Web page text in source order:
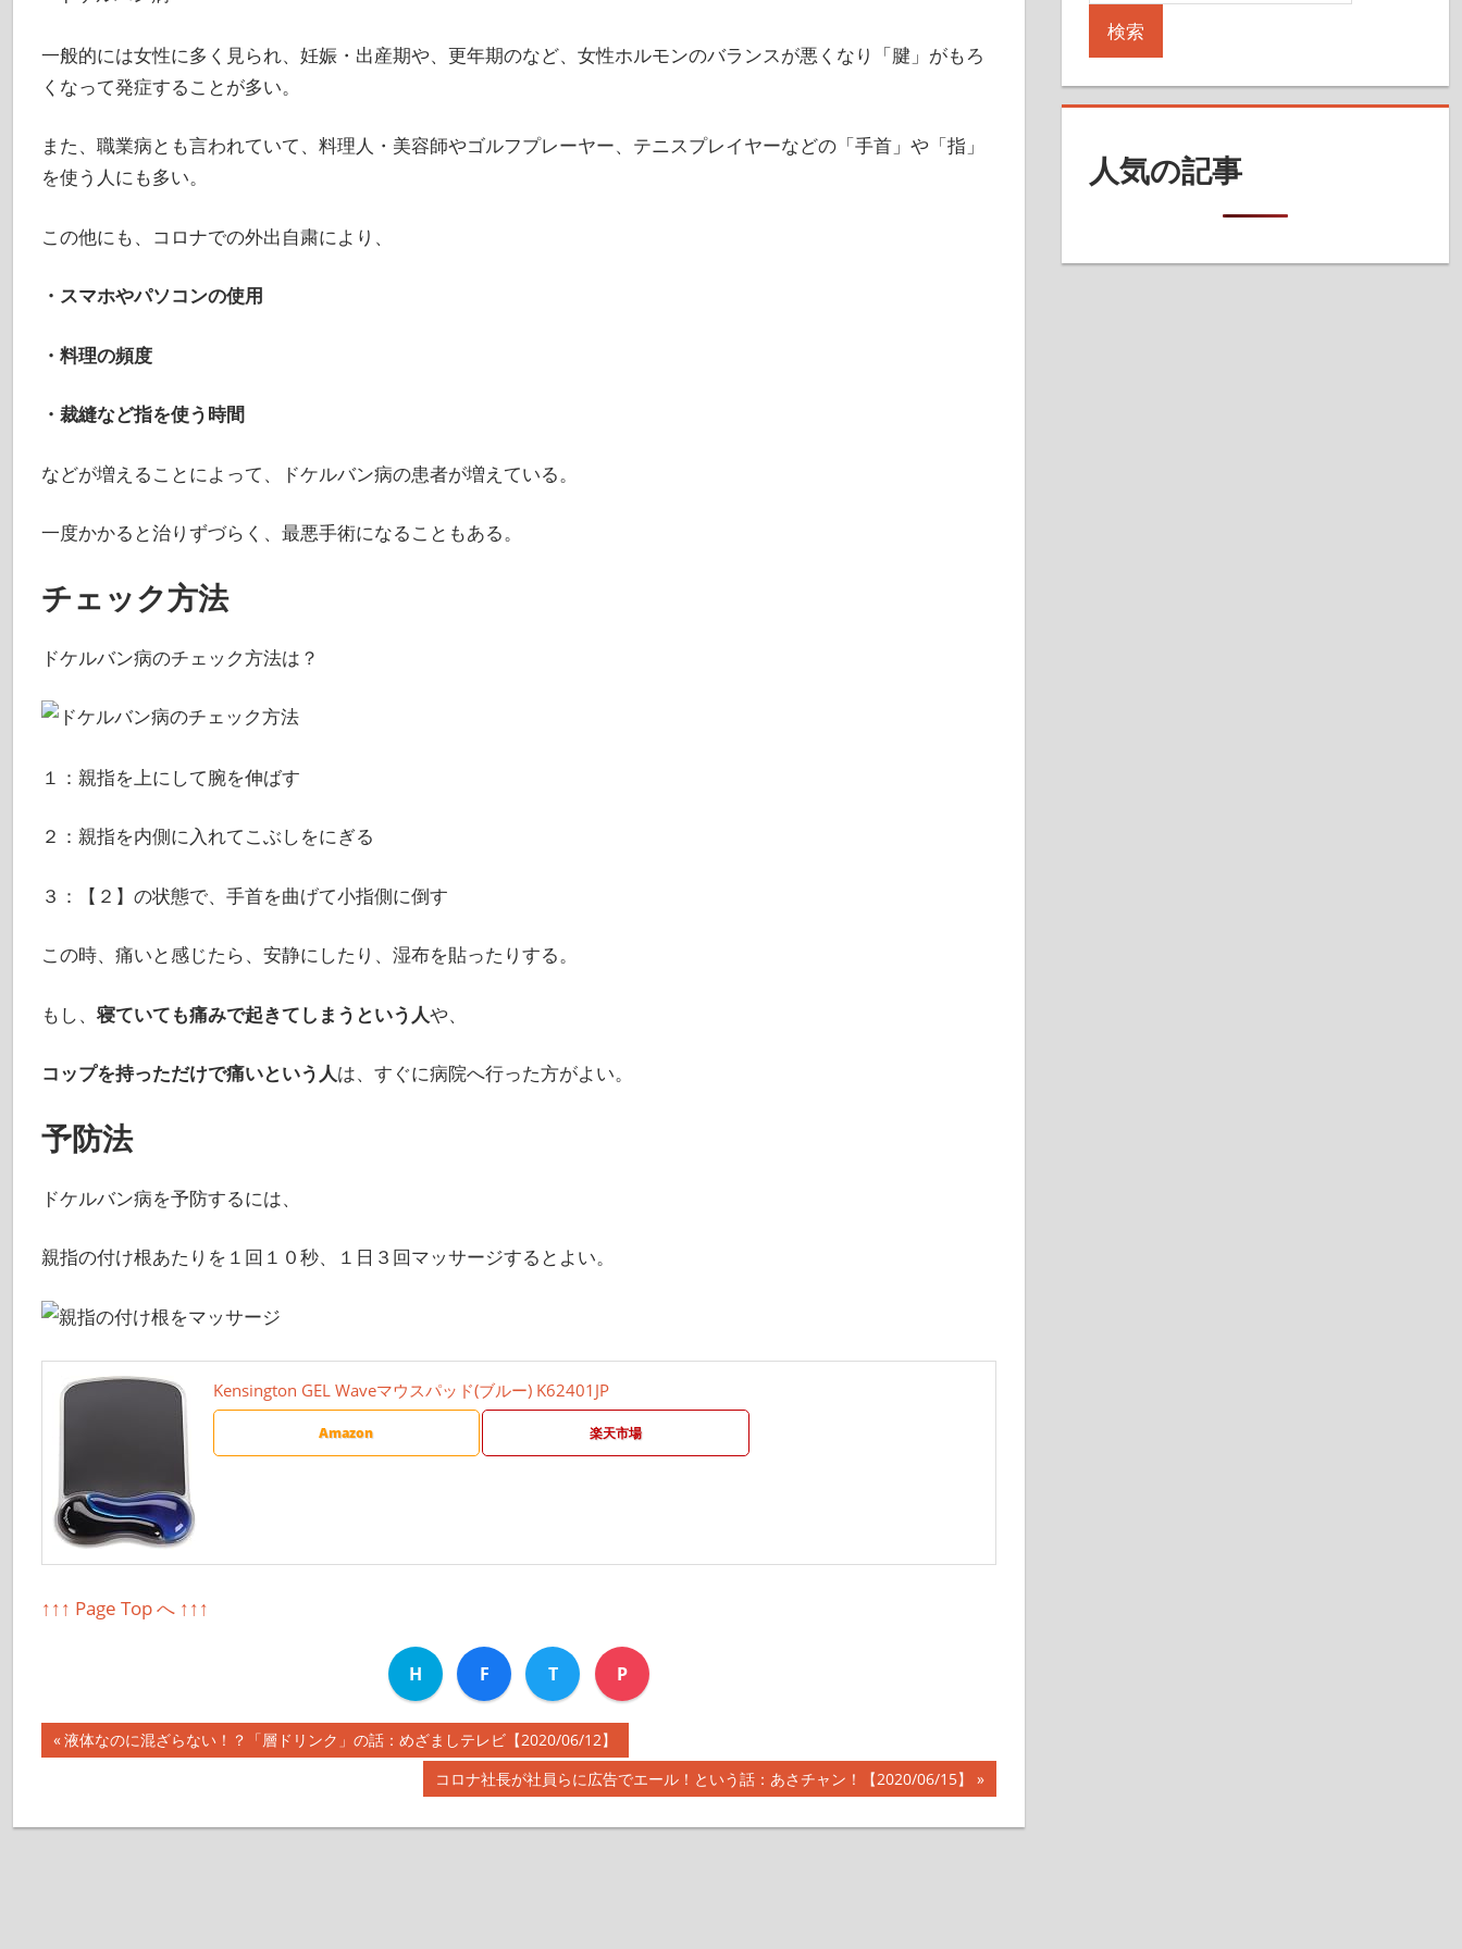
一般的には女性に多く見られ、妊娠・出産期や、更年期のなど、女性ホルモンのバランスが悪くなり「腱」がもろ
くなって発症することが多い。
また、職業病とも言われていて、料理人・美容師やゴルフプレーヤー、テニスプレイヤーなどの「手首」や「指」
を使う人にも多い。
この他にも、コロナでの外出自粛により、
・スマホやパソコンの使用
・料理の頻度
・裁縫など指を使う時間
などが増えることによって、ドケルバン病の患者が増えている。
一度かかると治りずづらく、最悪手術になることもある。
チェック方法
ドケルバン病のチェック方法は？
１：親指を上にして腕を伸ばす
２：親指を内側に入れてこぶしをにぎる
３：【２】の状態で、手首を曲げて小指側に倒す
この時、痛いと感じたら、安静にしたり、湿布を貼ったりする。
もし、 寝ていても痛みで起きてしまうという人や、
コップを持っただけで痛いという人は、すぐに病院へ行った方がよい。
予防法
ドケルバン病を予防するには、
親指の付け根あたりを１回１０秒、１日３回マッサージするとよい。
Kensington GEL Waveマウスパッド(ブルー) K62401JP
Amazon 楽天市場
↑↑↑ Page Top へ ↑↑↑
H F T P
投
前
液体なのに混ざらない！？「層ドリンク」の話：めざましテレビ【2020/06/12】
次
記
コロナ社長が社員らに広告でエール！という話：あさチャン！【2020/06/15】
検索
人気の記事